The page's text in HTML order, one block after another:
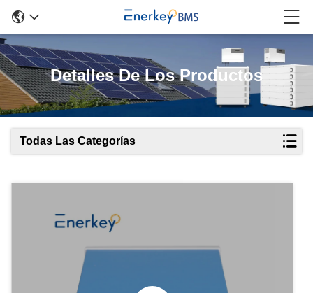
Detalles De Los Productos
Todas Las Categorías